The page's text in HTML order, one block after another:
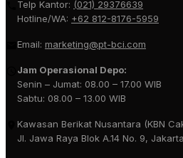
Telp Kantor: (021) 29376639
Hotline/WA: +62 812-8176-5959
Email: marketing@pt-bci.com
Jam Operasional Depo:
Senin – Jumat: 08.00 – 17.00 WIB
Sabtu: 08.00 – 13.00 WIB
Kawasan Berikat Nusantara (KBN
Jl. Jawa Raya Blok A.14 No. 9,